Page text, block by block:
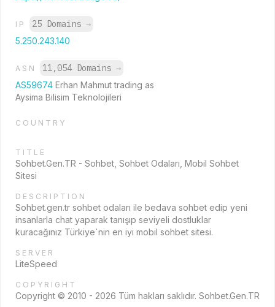
IP 25 Domains →
5.250.243.140
ASN 11,054 Domains →
AS59674 Erhan Mahmut trading as
Aysima Bilisim Teknolojileri
COUNTRY
TITLE
Sohbet.Gen.TR - Sohbet, Sohbet Odaları, Mobil Sohbet
Sitesi
DESCRIPTION
Sohbet.gen.tr sohbet odaları ile bedava sohbet edip yeni
insanlarla chat yaparak tanışıp seviyeli dostluklar
kuracağınız Türkiye`nin en iyi mobil sohbet sitesi.
SERVER
LiteSpeed
COPYRIGHT
Copyright © 2010 - 2026 Tüm hakları saklıdır. Sohbet.Gen.TR